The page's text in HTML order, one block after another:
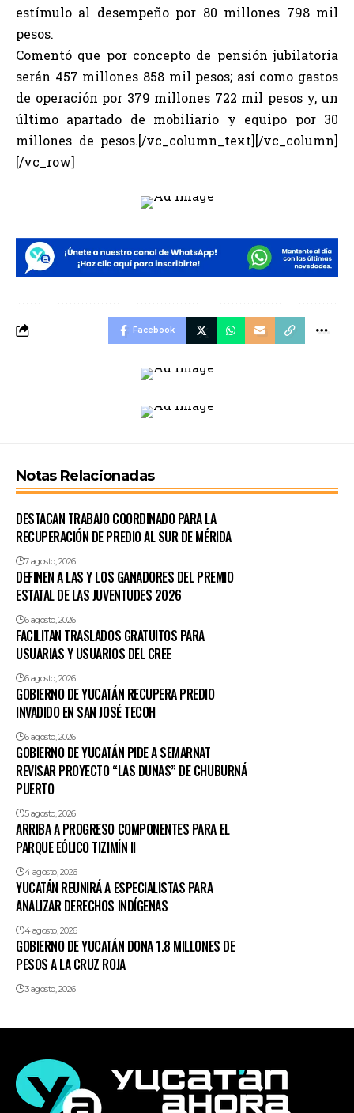
estímulo al desempeño por 80 millones 798 mil
pesos.
Comentó que por concepto de pensión jubilatoria
serán 457 millones 858 mil pesos; así como gastos
de operación por 379 millones 722 mil pesos y, un
último apartado de mobiliario y equipo por 30
millones de pesos.[/vc_column_text][/vc_column]
[/vc_row]
Facebook
Notas Relacionadas
DESTACAN TRABAJO COORDINADO PARA LA
RECUPERACIÓN DE PREDIO AL SUR DE MÉRIDA
7 agosto, 2026
DEFINEN A LAS Y LOS GANADORES DEL PREMIO
ESTATAL DE LAS JUVENTUDES 2026
6 agosto, 2026
FACILITAN TRASLADOS GRATUITOS PARA
USUARIAS Y USUARIOS DEL CREE
6 agosto, 2026
GOBIERNO DE YUCATÁN RECUPERA PREDIO
INVADIDO EN SAN JOSÉ TECOH
6 agosto, 2026
GOBIERNO DE YUCATÁN PIDE A SEMARNAT
REVISAR PROYECTO “LAS DUNAS” DE CHUBURNÁ
PUERTO
5 agosto, 2026
ARRIBA A PROGRESO COMPONENTES PARA EL
PARQUE EÓLICO TIZIMÍN II
4 agosto, 2026
YUCATÁN REUNIRÁ A ESPECIALISTAS PARA
ANALIZAR DERECHOS INDÍGENAS
4 agosto, 2026
GOBIERNO DE YUCATÁN DONA 1.8 MILLONES DE
PESOS A LA CRUZ ROJA
3 agosto, 2026